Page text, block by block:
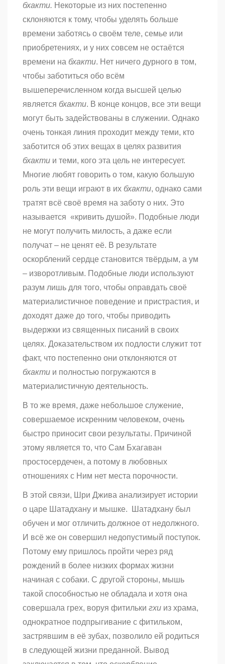
бхакти. Некоторые из них постепенно
склоняются к тому, чтобы уделять больше
времени заботясь о своём теле, семье или
приобретениях, и у них совсем не остаётся
времени на бхакти. Нет ничего дурного в том,
чтобы заботиться обо всём
вышеперечисленном когда высшей целью
является бхакти. В конце концов, все эти вещи
могут быть задействованы в служении. Однако
очень тонкая линия проходит между теми, кто
заботится об этих вещах в целях развития
бхакти и теми, кого эта цель не интересует.
Многие любят говорить о том, какую большую
роль эти вещи играют в их бхакти, однако сами
тратят всё своё время на заботу о них. Это
называется «кривить душой». Подобные люди
не могут получить милость, а даже если
получат – не ценят её. В результате
оскорблений сердце становится твёрдым, а ум
– изворотливым. Подобные люди используют
разум лишь для того, чтобы оправдать своё
материалистичное поведение и пристрастия, и
доходят даже до того, чтобы приводить
выдержки из священных писаний в своих
целях. Доказательством их подлости служит тот
факт, что постепенно они отклоняются от
бхакти и полностью погружаются в
материалистичную деятельность.
В то же время, даже небольшое служение,
совершаемое искренним человеком, очень
быстро приносит свои результаты. Причиной
этому является то, что Сам Бхагаван
простосердечен, а потому в любовных
отношениях с Ним нет места порочности.
В этой связи, Шри Джива анализирует истории
о царе Шатадхану и мышке. Шатадхану был
обучен и мог отличить должное от недолжного.
И всё же он совершил недопустимый поступок.
Потому ему пришлось пройти через ряд
рождений в более низких формах жизни
начиная с собаки. С другой стороны, мышь
такой способностью не обладала и хотя она
совершала грех, воруя фитильки гхи из храма,
однократное подпрыгивание с фитильком,
застрявшим в её зубах, позволило ей родиться
в следующей жизни преданной. Вывод